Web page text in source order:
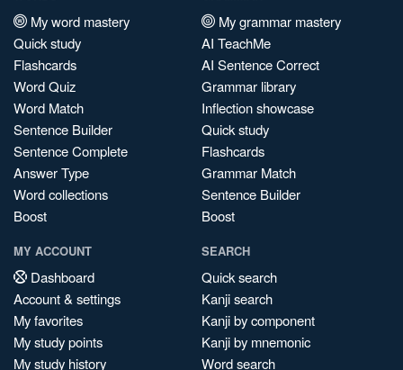
My word mastery
Quick study
Flashcards
Word Quiz
Word Match
Sentence Builder
Sentence Complete
Answer Type
Word collections
Boost
My grammar mastery
AI TeachMe
AI Sentence Correct
Grammar library
Inflection showcase
Quick study
Flashcards
Grammar Match
Sentence Builder
Boost
MY ACCOUNT
Dashboard
Account & settings
My favorites
My study points
My study history
SEARCH
Quick search
Kanji search
Kanji by component
Kanji by mnemonic
Word search